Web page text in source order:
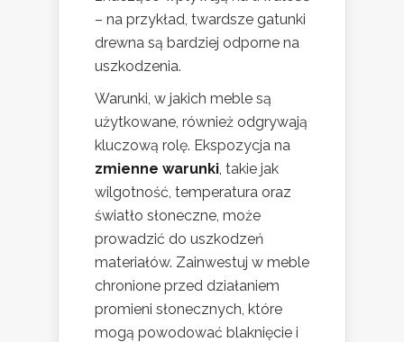
– na przykład, twardsze gatunki
drewna są bardziej odporne na
uszkodzenia.
Warunki, w jakich meble są
użytkowane, również odgrywają
kluczową rolę. Ekspozycja na
zmienne warunki, takie jak
wilgotność, temperatura oraz
światło słoneczne, może
prowadzić do uszkodzeń
materiałów. Zainwestuj w meble
chronione przed działaniem
promieni słonecznych, które
mogą powodować blaknięcie i